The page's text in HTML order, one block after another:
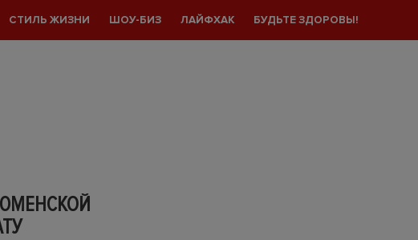
СТИЛЬ ЖИЗНИ ШОУ-БИЗ ЛАЙФХАК БУДЬТЕ ЗДОРОВЫ!